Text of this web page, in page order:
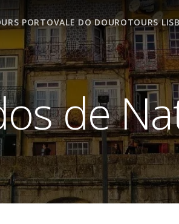
PORTOVALE DO DOUROTOURS
de